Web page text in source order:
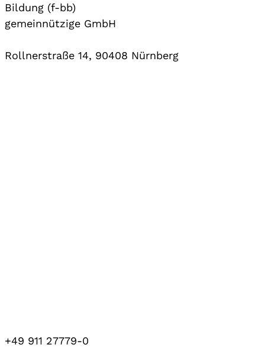
Bildung (f-bb)
gemeinnützige GmbH
Rollnerstraße 14, 90408 Nürnberg
+49 911 27779-0